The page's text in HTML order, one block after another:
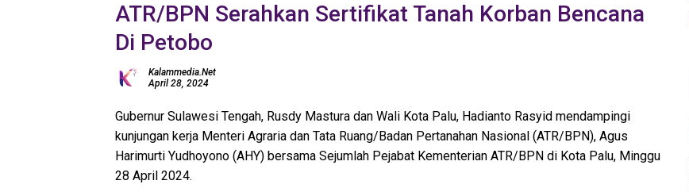
ATR/BPN Serahkan Sertifikat Tanah Korban Bencana
Di Petobo
Kalammedia.net
April 28, 2024
Gubernur Sulawesi Tengah, Rusdy Mastura dan Wali Kota Palu, Hadianto Rasyid mendampingi
kunjungan kerja Menteri Agraria dan Tata Ruang/Badan Pertanahan Nasional (ATR/BPN), Agus
Harimurti Yudhoyono (AHY) bersama Sejumlah Pejabat Kementerian ATR/BPN di Kota Palu, Minggu
28 April 2024.